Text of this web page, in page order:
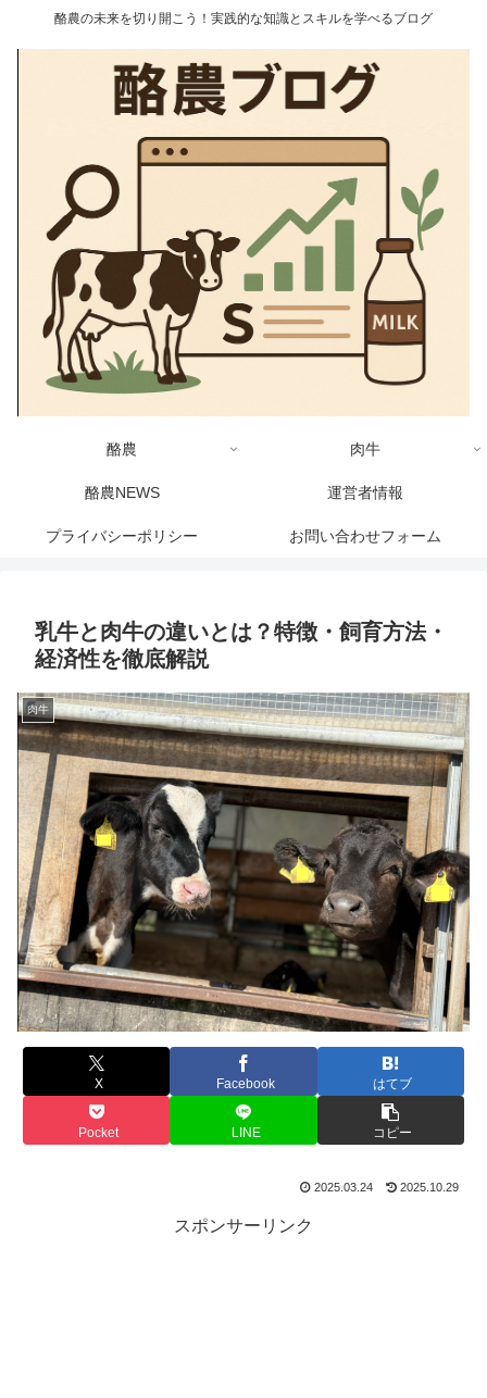
酪農の未来を切り開こう！実践的な知識とスキルを学べるブログ
酪農 肉牛
酪農NEWS 運営者情報
プライバシーポリシー お問い合わせフォーム
乳牛と肉牛の違いとは？特徴・飼育方法・
経済性を徹底解説
肉牛
X Facebook はてブ
Pocket LINE コピー
2025.03.24 2025.10.29
スポンサーリンク